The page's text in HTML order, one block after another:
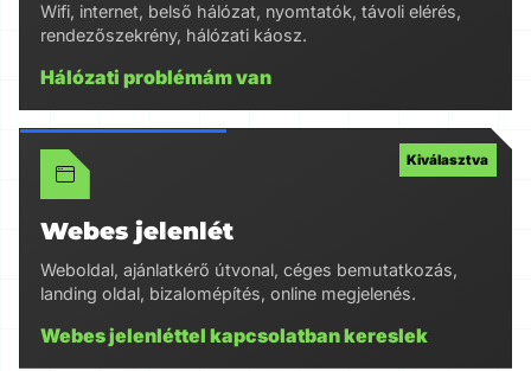
Wifi, internet, belső hálózat, nyomtatók, távoli elérés,
rendezőszekrény, hálózati káosz.
Hálózati problémám van
Webes jelenlét
Weboldal, ajánlatkérő útvonal, céges bemutatkozás,
landing oldal, bizalomépítés, online megjelenés.
Webes jelenléttel kapcsolatban kereslek